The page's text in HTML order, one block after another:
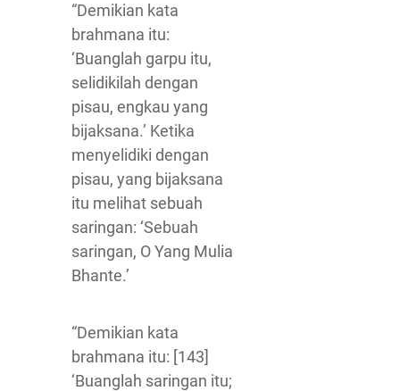
“Demikian kata
brahmana itu:
‘Buanglah garpu itu,
selidikilah dengan
pisau, engkau yang
bijaksana.’ Ketika
menyelidiki dengan
pisau, yang bijaksana
itu melihat sebuah
saringan: ‘Sebuah
saringan, O Yang Mulia
Bhante.’
“Demikian kata
brahmana itu: [143]
‘Buanglah saringan itu;